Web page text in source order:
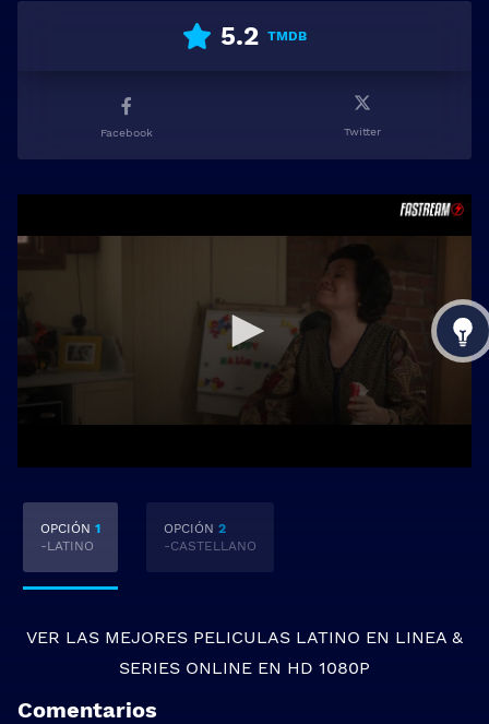
5.2 TMDB
Facebook Twitter
OPCIÓN 1
-LATINO
OPCIÓN 2
-CASTELLANO
VER LAS MEJORES PELICULAS LATINO EN LINEA &
SERIES ONLINE EN HD 1080P
Comentarios